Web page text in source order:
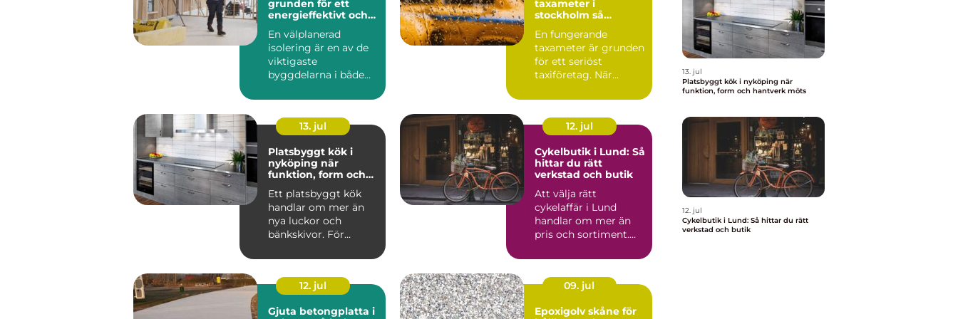
grunden för ett
energieffektivt och
En välplanerad
isolering är en av de
viktigaste
byggdelarna i både
renoveringsprojekt.
taxameter i
stockholm så
kontrollerna
En fungerande
taxameter är grunden
för ett seriöst
taxiföretag. När
ska pri...
13. jul
Platsbyggt kök i
nyköping när
funktion, form och
Ett platsbyggt kök
handlar om mer än
nya luckor och
bänkskivor. För
blir köket hemm...
12. jul
Cykelbutik i Lund: Så
hittar du rätt
verkstad och butik
Att välja rätt
cykelaffär i Lund
handlar om mer än
pris och sortiment.
12. jul
Gjuta betongplatta i
09. jul
Epoxigolv skåne för
13. jul
Platsbyggt kök i nyköping när
funktion, form och hantverk möts
12. jul
Cykelbutik i Lund: Så hittar du rätt
verkstad och butik